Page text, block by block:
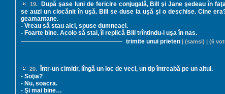
19.
După şase luni de fericire conjugală, Bill şi Jane şedeau în
se auzi un ciocănit în uşă. Bill se duse la uşă şi o deschise. Cine
geamantane.
- Vreau să stau aici, spuse dumneaei.
- Foarte bine. Acolo să stai, îi replică Bill trîntindu-i uşa în nas.
trimite unui prieten | (samsi) | (6
20.
Într-un cimitir, lîngă un loc de veci, un tip întreabă pe un altul.
- Soţia?
- Nu, soacra.
- Şi mai bine…